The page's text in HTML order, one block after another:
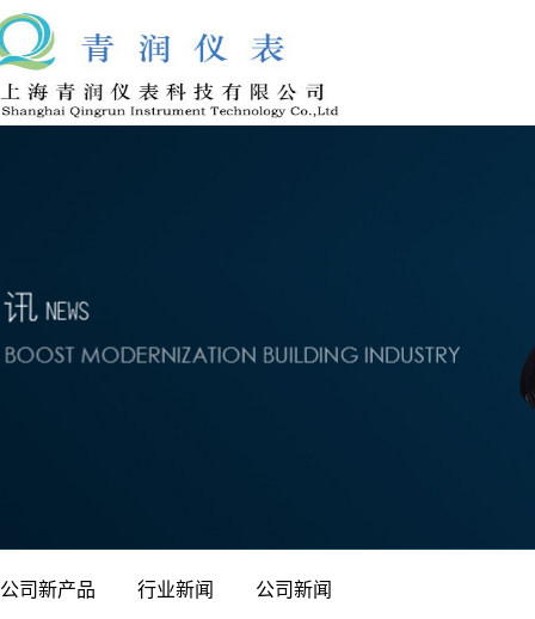
公司新产品 行业新闻 公司新闻